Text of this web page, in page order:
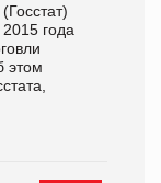
года
этом